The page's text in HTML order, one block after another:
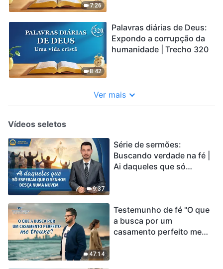
7:26
8:42
Palavras diárias de Deus:
Expondo a corrupção da
humanidade | Trecho 320
Ver mais
Vídeos seletos
9:37
Série de sermões:
Buscando verdade na fé |
Ai daqueles que só
47:14
Testemunho de fé "O que
a busca por um
casamento perfeito me